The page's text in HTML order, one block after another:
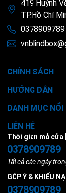
419 Huỳnh
TP.Hồ Chí
0378909789
CHÍNH SÁCH
HƯỚNG DẪN
DANH MỤC NỔI
LIÊN HỆ
Thời gian mở cửa [
0378909789
Tất cả các ngày
GÓP Ý & KHIẾU
0378909789